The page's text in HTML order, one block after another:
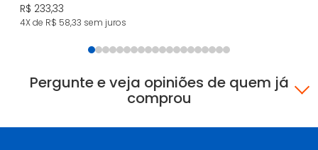
R$ 233,33
4X de R$ 58,33 sem juros
Pergunte e veja opiniões de quem já
comprou